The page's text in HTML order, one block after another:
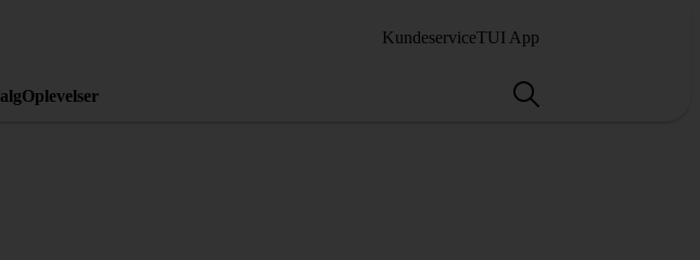
KundeserviceTUI App
Oplevelser